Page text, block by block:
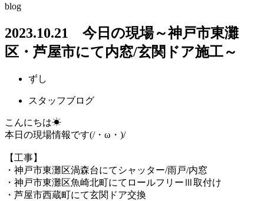
blog
2023.10.21 今日の現場～神戸市東灘
区・芦屋市にて内窓/玄関ドア施工～
ずし
スタッフブログ
こんにちは☀
本日の現場情報です(/・ω・)/
【工事】
・神戸市東灘区渦森台にてシャッター/雨戸/内窓
・神戸市東灘区魚崎北町にてロールフリーⅢ取付け
・芦屋市西蔵町にて玄関ドア交換